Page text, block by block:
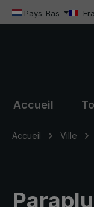
au contenu
Passer à la
Passer à la
Pays-Bas
Accueil
Accueil Ville